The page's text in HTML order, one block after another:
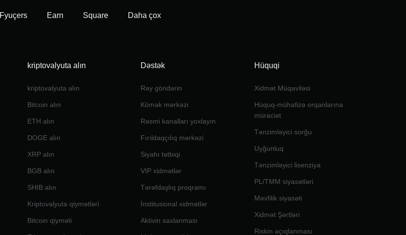
Fyuçers Earn Square Daha çox
kriptovalyuta alın
kriptovalyuta alın
Bitcoin alın
ETH alın
DOGE alın
XRP alın
BGB alın
SHIB alın
Kriptovalyuta qiymətləri
Bitcoin qiyməti
Dəstək
Rəy göndərin
Kömək mərkəzi
Rəsmi kanalları yoxlayın
Fırıldaqçılıq mərkəzi
Siyahı tətbiqi
VIP xidmətlər
Tərəfdaşlıq proqramı
İnstitusional xidmətlər
Aktivin saxlanması
Hüquqi
Xidmət Müqaviləsi
Hüquq-mühafizə orqanlarına
müraciət
Tənzimləyici sorğu
Uyğunluq
Tənzimləyici lisenziya
PL/TMM siyasətləri
Məxfilik siyasəti
Xidmət Şərtləri
Riskin açıqlanması